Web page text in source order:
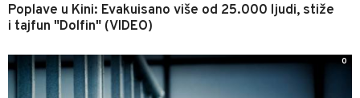
Poplave u Kini: Evakuisano više od 25.000 ljudi, stiže
i tajfun "Dolfin" (VIDEO)
0